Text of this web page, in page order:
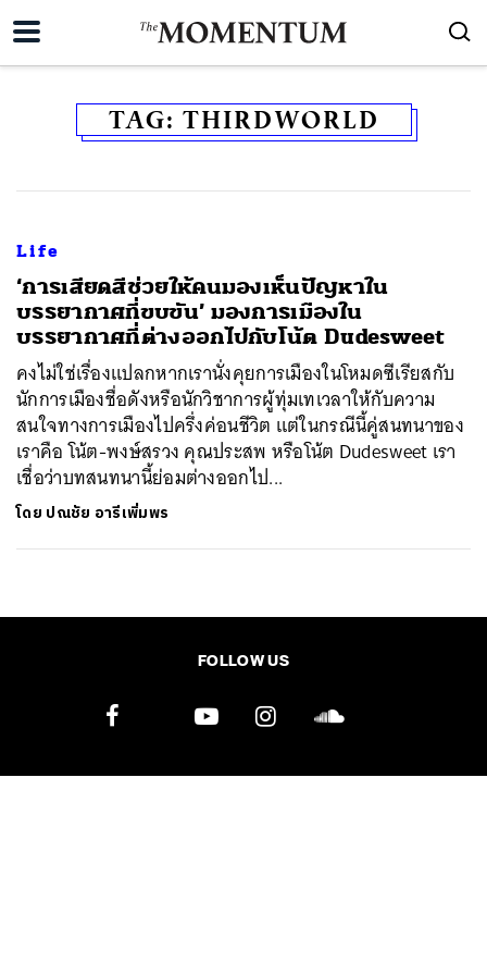
TAG: THIRDWORLD
Life
‘การเสียดสีช่วยให้คนมองเห็นปัญหาใน
บรรยากาศที่ขบขัน’ มองการเมืองใน
บรรยากาศที่ต่างออกไปกับโน้ต Dudesweet
คงไม่ใช่เรื่องแปลกหากเรานั่งคุยการเมืองในโหมดซีเรียสกับ
นักการเมืองชื่อดังหรือนักวิชาการผู้ทุ่มเทเวลาให้กับความ
สนใจทางการเมืองไปครึ่งค่อนชีวิต แต่ในกรณีนี้คู่สนทนาของ
เราคือ โน้ต-พงษ์สรวง คุณประสพ หรือ​โน้ต Dudesweet เรา
เชื่อว่าบทสนทนานี้ย่อมต่างออกไป...
โดย ปณชัย อารีเพิ่มพร
FOLLOW US
ค้นหา
SHARE